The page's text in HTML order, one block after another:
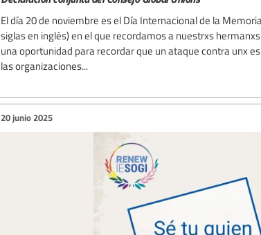
El día 20 de noviembre es el Día Internacional de la
siglas en inglés) en el que recordamos a nuestrxs
una oportunidad para recordar que un ataque contra unx
las organizaciones...
20 junio 2025